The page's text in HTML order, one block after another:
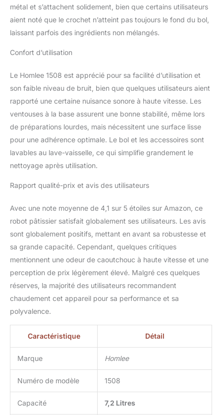
client est toujours notre objectif.
métal et s’attachent solidement, bien que certains utilisateurs
aient noté que le crochet n’atteint pas toujours le fond du bol,
laissant parfois des ingrédients non mélangés.
Confort d’utilisation
Le Homlee 1508 est apprécié pour sa facilité d’utilisation et
son faible niveau de bruit, bien que quelques utilisateurs aient
rapporté une certaine nuisance sonore à haute vitesse. Les
ventouses à la base assurent une bonne stabilité, même lors
de préparations lourdes, mais nécessitent une surface lisse
pour une adhérence optimale. Le bol et les accessoires sont
lavables au lave-vaisselle, ce qui simplifie grandement le
nettoyage après utilisation.
Rapport qualité-prix et avis des utilisateurs
Avec une note moyenne de 4,1 sur 5 étoiles sur Amazon, ce
robot pâtissier satisfait globalement ses utilisateurs. Les avis
sont globalement positifs, mettant en avant sa robustesse et
sa grande capacité. Cependant, quelques critiques
mentionnent une odeur de caoutchouc à haute vitesse et une
perception de prix légèrement élevé. Malgré ces quelques
réserves, la majorité des utilisateurs recommandent
chaudement cet appareil pour sa performance et sa
polyvalence.
Caractéristique Détail
Marque Homlee
Numéro de modèle 1508
Capacité 7,2 Litres